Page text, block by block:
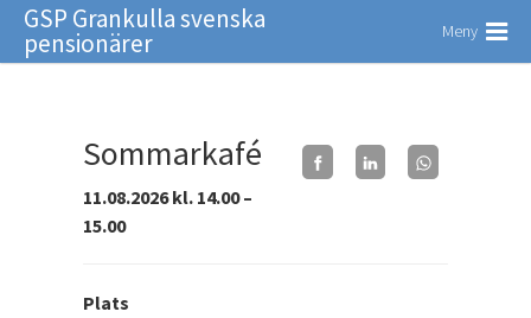
GSP Grankulla svenska
pensionärer Meny
Sommarkafé
11.08.2026 kl. 14.00 –
15.00
Plats